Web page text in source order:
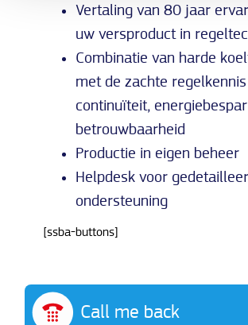
Vertaling van 80 jaar
uw versproduct in
Combinatie van harde
met de zachte
continuïteit,
betrouwbaarheid
Productie in eigen beheer
Helpdesk voor
ondersteuning
[ssba-buttons]
Call me back